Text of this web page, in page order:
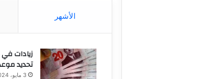
الأشهر
زيادات في
تحديد
3 مايو، 2024